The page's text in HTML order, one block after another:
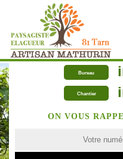
Bureau
Chantier
ON VOUS